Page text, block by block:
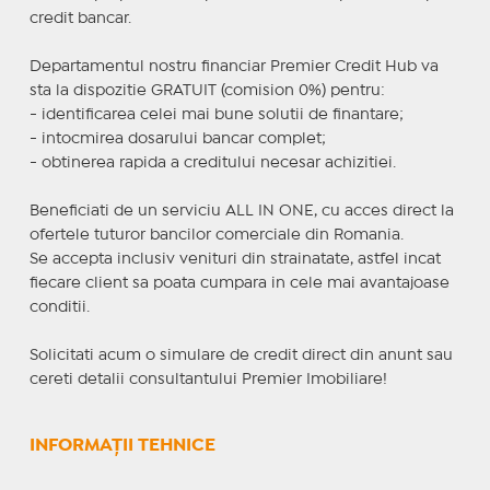
credit bancar.
Departamentul nostru financiar Premier Credit Hub va
sta la dispozitie GRATUIT (comision 0%) pentru:
- identificarea celei mai bune solutii de finantare;
- intocmirea dosarului bancar complet;
- obtinerea rapida a creditului necesar achizitiei.
Beneficiati de un serviciu ALL IN ONE, cu acces direct la
ofertele tuturor bancilor comerciale din Romania.
Se accepta inclusiv venituri din strainatate, astfel incat
fiecare client sa poata cumpara in cele mai avantajoase
conditii.
Solicitati acum o simulare de credit direct din anunt sau
cereti detalii consultantului Premier Imobiliare!
INFORMAȚII TEHNICE